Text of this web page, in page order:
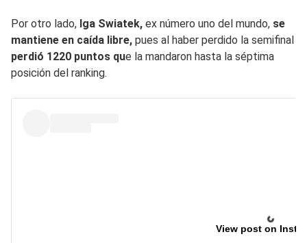
Por otro lado, Iga Swiatek, ex número uno del mundo, se
mantiene en caída libre, pues al haber perdido la semifinal
perdió 1220 puntos que la mandaron hasta la séptima
posición del ranking.
View post on